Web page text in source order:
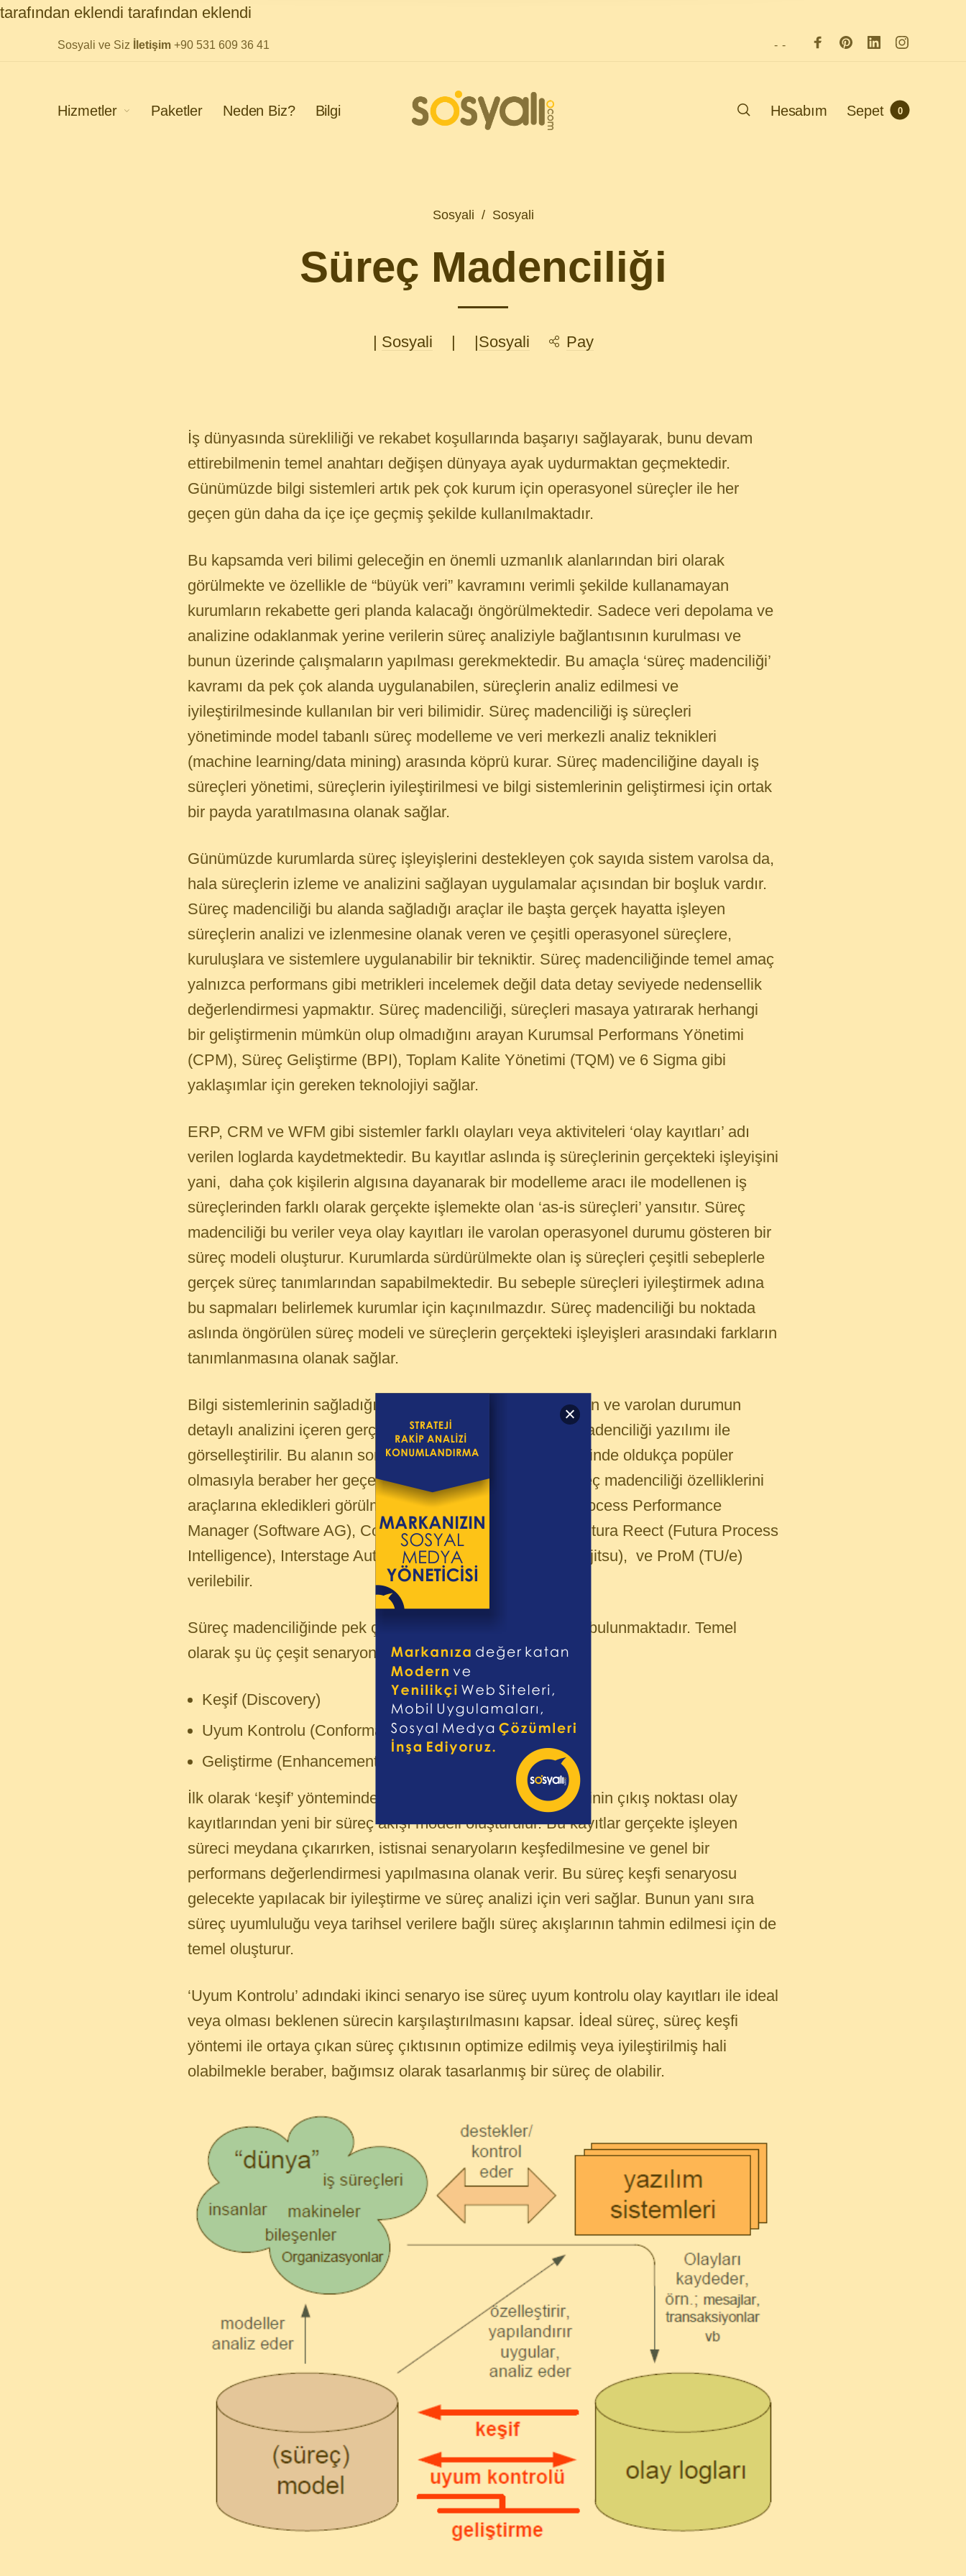
tarafından eklendi tarafından eklendi
Sosyali ve Siz İletişim +90 531 609 36 41 - -
Hizmetler Paketler Neden Biz? Bilgi Hesabım Sepet 0
Sosyali / Sosyali
Süreç Madenciliği
| Sosyali | |Sosyali Pay
İş dünyasında sürekliliği ve rekabet koşullarında başarıyı sağlayarak, bunu devam
ettirebilmenin temel anahtarı değişen dünyaya ayak uydurmaktan geçmektedir.
Günümüzde bilgi sistemleri artık pek çok kurum için operasyonel süreçler ile her
geçen gün daha da içe içe geçmiş şekilde kullanılmaktadır.
Bu kapsamda veri bilimi geleceğin en önemli uzmanlık alanlarından biri olarak
görülmekte ve özellikle de “büyük veri” kavramını verimli şekilde kullanamayan
kurumların rekabette geri planda kalacağı öngörülmektedir. Sadece veri depolama ve
analizine odaklanmak yerine verilerin süreç analiziyle bağlantısının kurulması ve
bunun üzerinde çalışmaların yapılması gerekmektedir. Bu amaçla ‘süreç madenciliği’
kavramı da pek çok alanda uygulanabilen, süreçlerin analiz edilmesi ve
iyileştirilmesinde kullanılan bir veri bilimidir. Süreç madenciliği iş süreçleri
yönetiminde model tabanlı süreç modelleme ve veri merkezli analiz teknikleri
(machine learning/data mining) arasında köprü kurar. Süreç madenciliğine dayalı iş
süreçleri yönetimi, süreçlerin iyileştirilmesi ve bilgi sistemlerinin geliştirmesi için ortak
bir payda yaratılmasına olanak sağlar.
Günümüzde kurumlarda süreç işleyişlerini destekleyen çok sayıda sistem varolsa da,
hala süreçlerin izleme ve analizini sağlayan uygulamalar açısından bir boşluk vardır.
Süreç madenciliği bu alanda sağladığı araçlar ile başta gerçek hayatta işleyen
süreçlerin analizi ve izlenmesine olanak veren ve çeşitli operasyonel süreçlere,
kuruluşlara ve sistemlere uygulanabilir bir tekniktir. Süreç madenciliğinde temel amaç
yalnızca performans gibi metrikleri incelemek değil data detay seviyede nedensellik
değerlendirmesi yapmaktır. Süreç madenciliği, süreçleri masaya yatırarak herhangi
bir geliştirmenin mümkün olup olmadığını arayan Kurumsal Performans Yönetimi
(CPM), Süreç Geliştirme (BPI), Toplam Kalite Yönetimi (TQM) ve 6 Sigma gibi
yaklaşımlar için gereken teknolojiyi sağlar.
ERP, CRM ve WFM gibi sistemler farklı olayları veya aktiviteleri ‘olay kayıtları’ adı
verilen loglarda kaydetmektedir. Bu kayıtlar aslında iş süreçlerinin gerçekteki işleyişini
yani, daha çok kişilerin algısına dayanarak bir modelleme aracı ile modellenen iş
süreçlerinden farklı olarak gerçekte işlemekte olan ‘as-is süreçleri’ yansıtır. Süreç
madenciliği bu veriler veya olay kayıtları ile varolan operasyonel durumu gösteren bir
süreç modeli oluşturur. Kurumlarda sürdürülmekte olan iş süreçleri çeşitli sebeplerle
gerçek süreç tanımlarından sapabilmektedir. Bu sebeple süreçleri iyileştirmek adına
bu sapmaları belirlemek kurumlar için kaçınılmazdır. Süreç madenciliği bu noktada
aslında öngörülen süreç modeli ve süreçlerin gerçekteki işleyişleri arasındaki farkların
tanımlanmasına olanak sağlar.
Bilgi sistemlerinin sağladığı kayıtları kullanılarak oluşturulan ve varolan durumun
detaylı analizini içeren gerçek süreç akışı özel bir süreç madenciliği yazılımı ile
görselleştirilir. Bu alanın son dönemde iş süreçleri yönetiminde oldukça popüler
olmasıyla beraber her geçen gün daha fazla yazılımın süreç madenciliği özelliklerini
araçlarına ekledikleri görülmektedir. Örnek olarak ARIS Process Performance
Manager (Software AG), Comprehend (Open Connect), Futura Reect (Futura Process
Intelligence), Interstage Automated Process Discovery (Fujitsu), ve ProM (TU/e)
verilebilir.
Süreç madenciliğinde pek çok sayıda kullanım senaryosu bulunmaktadır. Temel
olarak şu üç çeşit senaryonun kullanıldığı söylenebilir;
Keşif (Discovery)
Uyum Kontrolu (Conformance)
Geliştirme (Enhancement)
İlk olarak ‘keşif’ yönteminde temel olarak süreç madenciliğinin çıkış noktası olay
kayıtlarından yeni bir süreç akışı modeli oluşturulur. Bu kayıtlar gerçekte işleyen
süreci meydana çıkarırken, istisnai senaryoların keşfedilmesine ve genel bir
performans değerlendirmesi yapılmasına olanak verir. Bu süreç keşfi senaryosu
gelecekte yapılacak bir iyileştirme ve süreç analizi için veri sağlar. Bunun yanı sıra
süreç uyumluluğu veya tarihsel verilere bağlı süreç akışlarının tahmin edilmesi için de
temel oluşturur.
‘Uyum Kontrolu’ adındaki ikinci senaryo ise süreç uyum kontrolu olay kayıtları ile ideal
veya olması beklenen sürecin karşılaştırılmasını kapsar. İdeal süreç, süreç keşfi
yöntemi ile ortaya çıkan süreç çıktısının optimize edilmiş veya iyileştirilmiş hali
olabilmekle beraber, bağımsız olarak tasarlanmış bir süreç de olabilir.